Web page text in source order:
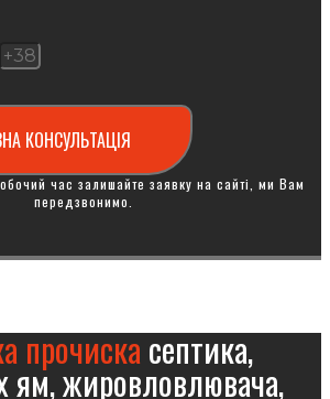
КОНСУЛЬТАЦІЯ
час залишайте заявку на сайті, ми Вам
передзвонимо.
прочискасептика,
ям, жировловлювача,